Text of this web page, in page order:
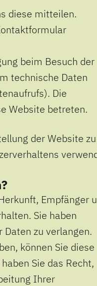
diese mitteilen.
beim Besuch der
technische Daten
Die
Website betreten.
der Website zu
Empfänger
Sie haben
zu verlangen.
können Sie diese
Sie das Recht,
Ihrer